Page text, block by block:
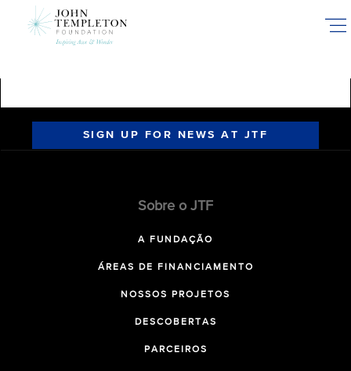
SIGN UP FOR NEWS AT JTF
Sobre o JTF
A FUNDAÇÃO
ÁREAS DE FINANCIAMENTO
NOSSOS PROJETOS
DESCOBERTAS
PARCEIROS